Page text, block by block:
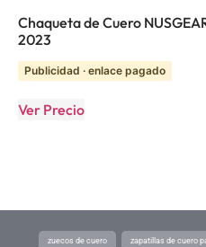
Chaqueta de Cuero
2023
Publicidad · enlace pagado
Ver Precio
zuecos de cuero zapatillas de cuero